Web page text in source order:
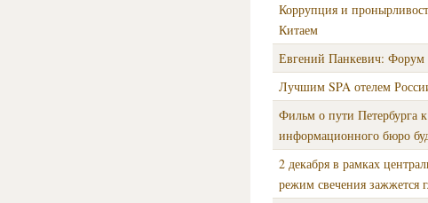
Коррупция и
Китаем
Евгений Панкевич: Форум
Лучшим SPA отелем
Фильм о пути Петербурга к
информационного бюро
2 декабря в рамках
режим свечения зажжется